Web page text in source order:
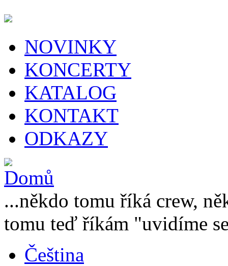
NOVINKY
KONCERTY
KATALOG
KONTAKT
ODKAZY
...někdo tomu říká crew,
tomu teď říkám "uvidíme
Čeština